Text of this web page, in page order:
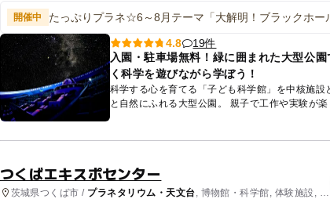
開催中
たっぷりプラネ☆6～8月テーマ「大解明！ブラックホー
すがた」
4.8
19件
入園・駐車場無料！緑に囲まれた大型公園
く科学を遊びながら学ぼう！
科学する心を育てる「子ども科学館」を中核施設
と自然にふれる大型公園。 親子で工作や実験が楽
「体験工房」、徳島の自然風景などをイメージし
つくばエキスポセンター
茨城県つくば市 / プラネタリウム・天文台 , 博物館・科学館, 体験施設, 観